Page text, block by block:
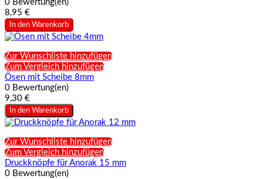
0 Bewertung(en)
8,95 €
In den Warenkorb
Zur Wunschliste hinzufügen
Zum Vergleich hinzufügen
Ösen mit Scheibe 8mm
0 Bewertung(en)
9,30 €
In den Warenkorb
Zur Wunschliste hinzufügen
Zum Vergleich hinzufügen
Druckknöpfe für Anorak 15 mm
0 Bewertung(en)